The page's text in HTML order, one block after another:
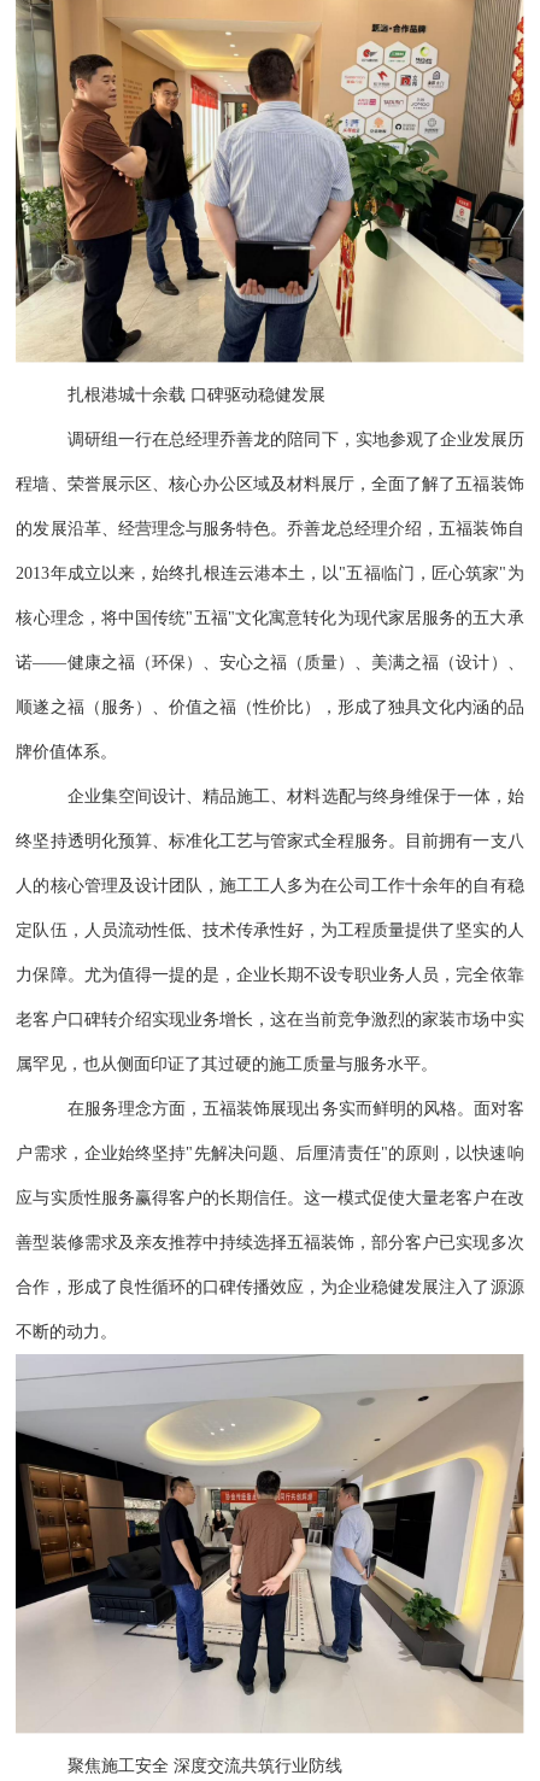
扎根港城十余载 口碑驱动稳健发展
调研组一行在总经理乔善龙的陪同下，实地参观了企业发展历
程墙、荣誉展示区、核心办公区域及材料展厅，全面了解了五福装饰
的发展沿革、经营理念与服务特色。乔善龙总经理介绍，五福装饰自
2013年成立以来，始终扎根连云港本土，以"五福临门，匠心筑家"为
核心理念，将中国传统"五福"文化寓意转化为现代家居服务的五大承
诺——健康之福（环保）、安心之福（质量）、美满之福（设计）、
顺遂之福（服务）、价值之福（性价比），形成了独具文化内涵的品
牌价值体系。
企业集空间设计、精品施工、材料选配与终身维保于一体，始
终坚持透明化预算、标准化工艺与管家式全程服务。目前拥有一支八
人的核心管理及设计团队，施工工人多为在公司工作十余年的自有稳
定队伍，人员流动性低、技术传承性好，为工程质量提供了坚实的人
力保障。尤为值得一提的是，企业长期不设专职业务人员，完全依靠
老客户口碑转介绍实现业务增长，这在当前竞争激烈的家装市场中实
属罕见，也从侧面印证了其过硬的施工质量与服务水平。
在服务理念方面，五福装饰展现出务实而鲜明的风格。面对客
户需求，企业始终坚持"先解决问题、后厘清责任"的原则，以快速响
应与实质性服务赢得客户的长期信任。这一模式促使大量老客户在改
善型装修需求及亲友推荐中持续选择五福装饰，部分客户已实现多次
合作，形成了良性循环的口碑传播效应，为企业稳健发展注入了源源
不断的动力。
聚焦施工安全 深度交流共筑行业防线